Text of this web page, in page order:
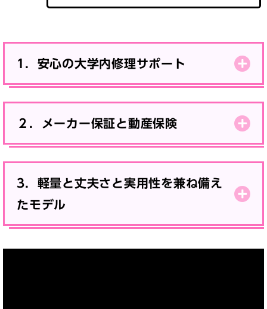
1．安心の大学内修理サポート
２．メーカー保証と動産保険
3．軽量と丈夫さと実用性を兼ね備え
たモデル